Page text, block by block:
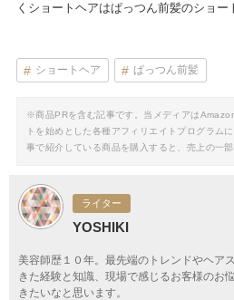
くショートヘアはぱっつん前髪のショー
ショートヘア ぱっつん前髪
※商品PRを含む記事です。当メディアは
トを始めとした各種アフィリエイトプログラム
事で紹介している商品を購入すると、売上の一
ライター
YOSHIKI
美容師歴１０年。最先端のトレンドやヘア
きた経験と知識、現場で感じるお客様のお
きたいなと思います。